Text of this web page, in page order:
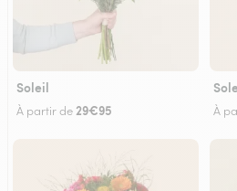
Soleil
À partir de29€95 À